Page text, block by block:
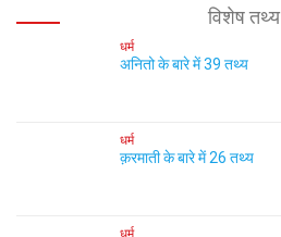
विशेष तथ्य
धर्म
अनितो के बारे में 39 तथ्य
धर्म
क़रमाती के बारे में 26 तथ्य
धर्म